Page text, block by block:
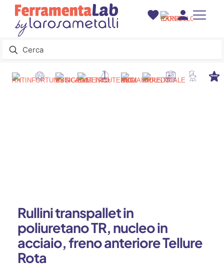
Rullini transpallet in
poliuretano TR, nucleo in
acciaio, freno anteriore Tellure
Rota